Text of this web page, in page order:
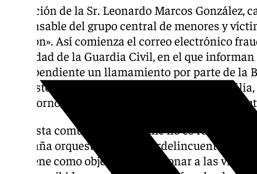
A petición de la Sr. Leonardo Marcos González,
responsable del grupo central de menores y
citación». Así comienza el correo electrónico
identidad de la Guardia Civil, en el que
tiene pendiente un llamamiento por parte de la
supuestos delitos de «pedopornografía,
ciberpornografía y tráfico sexual» tras una
Pero esta comunicación online no es real, ya
campaña orquestada por ciberdelincuentes
que tiene como objetivo «extorsionar a las